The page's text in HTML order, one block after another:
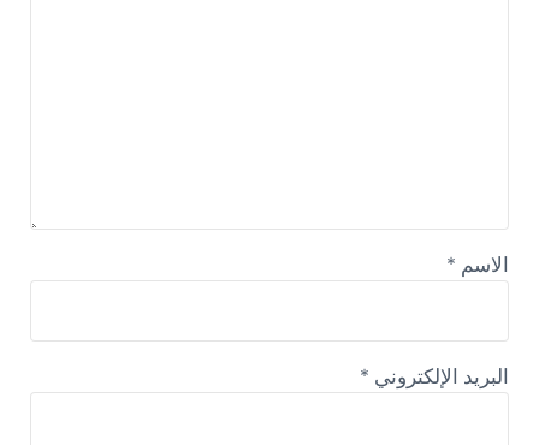
الاسم *
البريد الإلكتروني *